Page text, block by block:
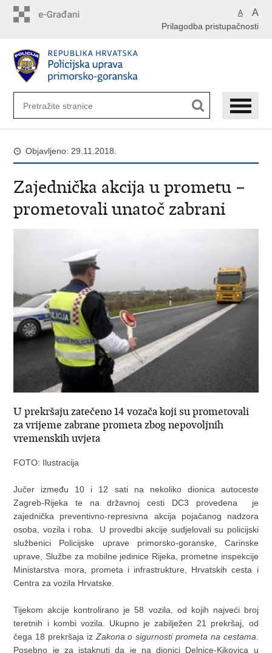
A A
Prilagodba pristupačnosti
Objavljeno: 29.11.2018.
Zajednička akcija u prometu –
prometovali unatoč zabrani
U prekršaju zatečeno 14 vozača koji su prometovali
za vrijeme zabrane prometa zbog nepovoljnih
vremenskih uvjeta
FOTO: Ilustracija
Jučer između 10 i 12 sati na nekoliko dionica autoceste
Zagreb-Rijeka te na državnoj cesti DC3 provedena je
zajednička preventivno-represivna akcija pojačanog nadzora
osoba, vozila i roba. U provedbi akcije sudjelovali su policijski
službenici Policijske uprave primorsko-goranske, Carinske
uprave, Službe za mobilne jedinice Rijeka, prometne inspekcije
Ministarstva mora, prometa i infrastrukture, Hrvatskih cesta i
Centra za vozila Hrvatske.
Tijekom akcije kontrolirano je 58 vozila, od kojih najveći broj
teretnih i kombi vozila. Ukupno je zabilježen 21 prekršaj, od
čega 18 prekršaja iz Zakona o sigurnosti prometa na cestama
Posebno je za istaknuti da je na dionici Delnice-Kikovica u